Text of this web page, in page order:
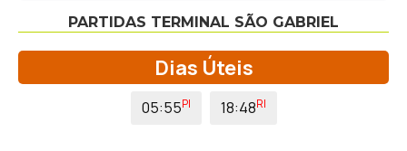
PARTIDAS TERMINAL SÃO GABRIEL
Dias Úteis
05:55PI 18:48RI